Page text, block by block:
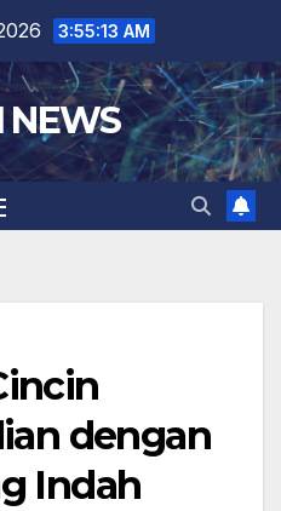
3:55:13 AM
NEWS
dengan
Indah